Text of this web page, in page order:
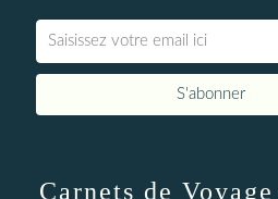
Carnets de